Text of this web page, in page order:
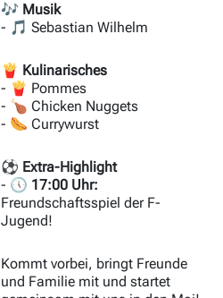
🎶 Musik
- 🎵 Sebastian Wilhelm
🍟 Kulinarisches
- 🍟 Pommes
- 🍗 Chicken Nuggets
- 🌭 Currywurst
⚽ Extra-Highlight
- 🕔 17:00 Uhr:
Freundschaftsspiel der F-
Jugend!
Kommt vorbei, bringt Freunde
und Familie mit und startet